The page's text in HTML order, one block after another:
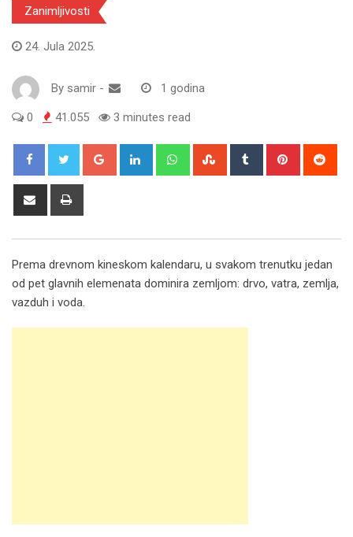
Zanimljivosti
24. Jula 2025.
By samir - 1 godina
0 41.055 3 minutes read
Google+ LinkedIn WhatsappStumbleUpon
Tumblr Pinterest
Share
Prema drevnom kineskom kalendaru, u svakom trenutku jedan
od pet glavnih elemenata dominira zemljom: drvo, vatra, zemlja,
vazduh i voda.